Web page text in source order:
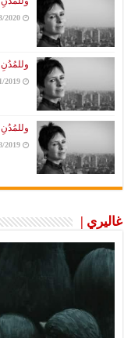
2020
وللمُدُنِ
2019
وللمُدُنِ
2019
غاليري |